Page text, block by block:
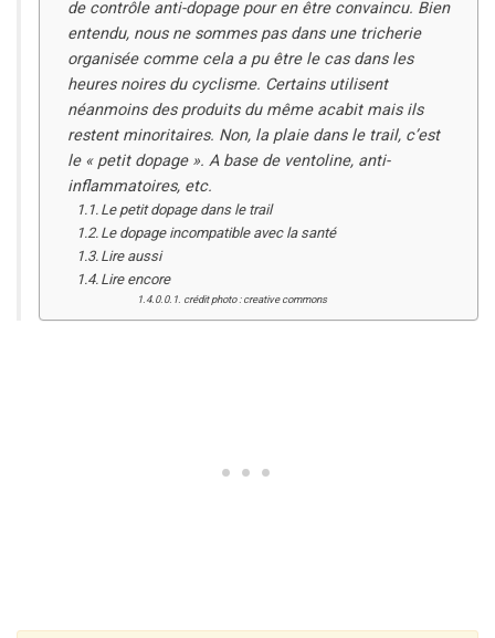
de contrôle anti-dopage pour en être convaincu. Bien
entendu, nous ne sommes pas dans une tricherie
organisée comme cela a pu être le cas dans les
heures noires du cyclisme. Certains utilisent
néanmoins des produits du même acabit mais ils
restent minoritaires. Non, la plaie dans le trail, c’est
le « petit dopage ». A base de ventoline, anti-
inflammatoires, etc.
Le petit dopage dans le trail
Le dopage incompatible avec la santé
Lire aussi
Lire encore
crédit photo : creative commons